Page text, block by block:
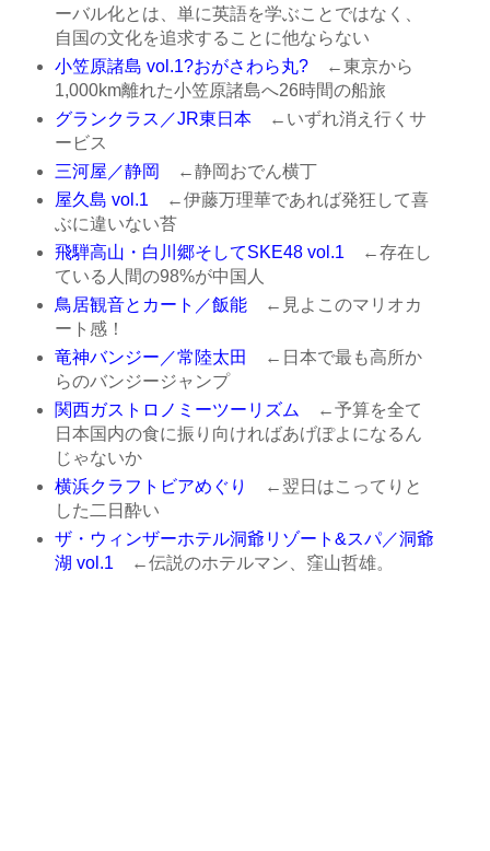
ーバル化とは、単に英語を学ぶことではなく、
自国の文化を追求することに他ならない
小笠原諸島 vol.1?おがさわら丸?←東京から
1,000km離れた小笠原諸島へ26時間の船旅
グランクラス／JR東日本←いずれ消え行くサ
ービス
三河屋／静岡 ←静岡おでん横丁
屋久島 vol.1 ←伊藤万理華であれば発狂して喜
ぶに違いない苔
飛騨高山・白川郷そしてSKE48 vol.1 ←存在し
ている人間の98%が中国人
鳥居観音とカート／飯能←見よこのマリオカ
ート感！
竜神バンジー／常陸太田
←日本で最も高所か
らのバンジージャンプ
関西ガストロノミーツーリズム ←予算を全て
日本国内の食に振り向ければあげぽよになるん
じゃないか
横浜クラフトビアめぐり
←翌日はこってりと
した二日酔い
ザ・ウィンザーホテル洞爺リゾート&スパ／洞爺
湖 vol.1 ←伝説のホテルマン、窪山哲雄。